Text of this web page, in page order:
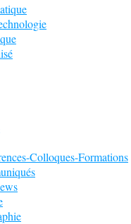
Colloques-Formations